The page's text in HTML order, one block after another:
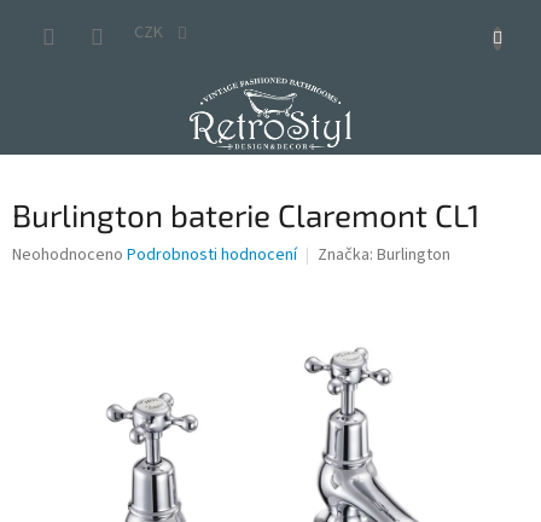
CZK
Burlington baterie Claremont CL1
Průměrné
Neohodnoceno Podrobnosti hodnocení Značka: Burlington